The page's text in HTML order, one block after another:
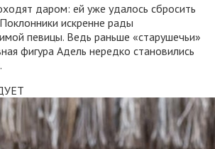
даром: ей уже удалось сбросить
искренне рады
певицы. Ведь раньше «старушечьи»
фигура Адель нередко становились